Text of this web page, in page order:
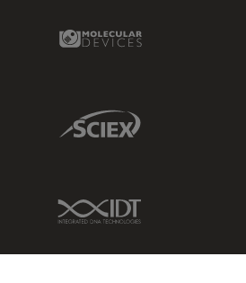
Molecular Devices Link
Sciex Link
IDT Link